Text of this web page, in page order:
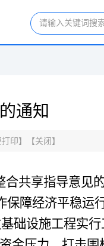
请输入关键词搜
通知
印】【关闭】
共享指导意见
保障经济平稳运
础设施工程实